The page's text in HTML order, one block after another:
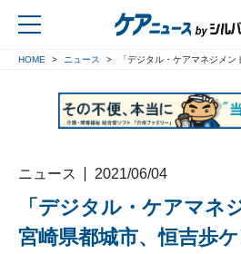
HOME ニュース 「デジタル・ケアマネジメント」体験
ニュース 2021/06/04
「デジタル・ケアマネ
宮崎県都城市、恒吉歩